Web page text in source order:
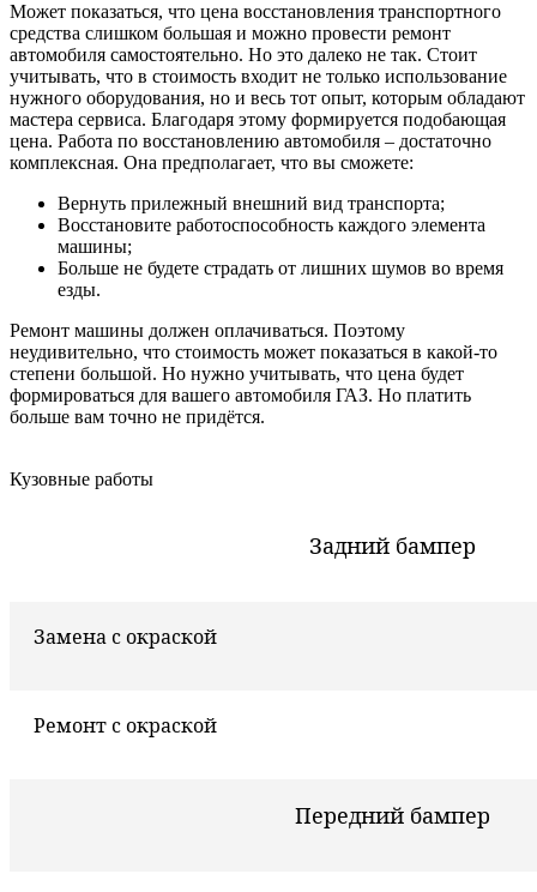
Может показаться, что цена восстановления транспортного
средства слишком большая и можно провести ремонт
автомобиля самостоятельно. Но это далеко не так. Стоит
учитывать, что в стоимость входит не только использование
нужного оборудования, но и весь тот опыт, которым обладают
мастера сервиса. Благодаря этому формируется подобающая
цена. Работа по восстановлению автомобиля – достаточно
комплексная. Она предполагает, что вы сможете:
Вернуть прилежный внешний вид транспорта;
Восстановите работоспособность каждого элемента
машины;
Больше не будете страдать от лишних шумов во время
езды.
Ремонт машины должен оплачиваться. Поэтому
неудивительно, что стоимость может показаться в какой-то
степени большой. Но нужно учитывать, что цена будет
формироваться для вашего автомобиля ГАЗ. Но платить
больше вам точно не придётся.
Кузовные работы
Задний бампер
Замена с окраской
Ремонт с окраской
Передний бампер